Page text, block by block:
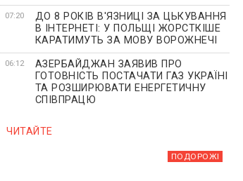
07:20
ДО 8 РОКІВ В'ЯЗНИЦІ ЗА ЦЬКУВАННЯ
В ІНТЕРНЕТІ: У ПОЛЬЩІ ЖОРСТКІШЕ
КАРАТИМУТЬ ЗА МОВУ ВОРОЖНЕЧІ
06:12
АЗЕРБАЙДЖАН ЗАЯВИВ ПРО
ГОТОВНІСТЬ ПОСТАЧАТИ ГАЗ УКРАЇНІ
ТА РОЗШИРЮВАТИ ЕНЕРГЕТИЧНУ
СПІВПРАЦЮ
ЧИТАЙТЕ
ПОДОРОЖІ